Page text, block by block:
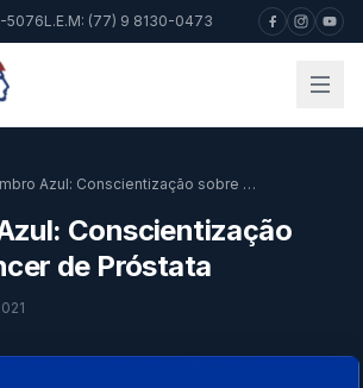
5076L.E.M: (77) 9 8130-0473
Novembro Azul: Conscientização sobre o Câncer de Próstata
Conscientização
de Próstata